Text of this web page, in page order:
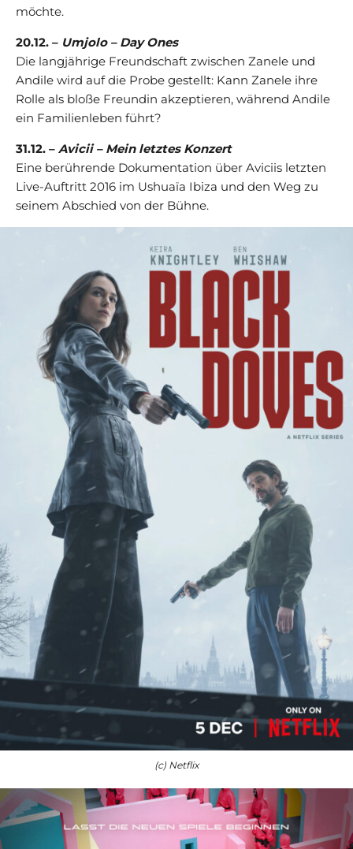
möchte.
20.12. – Umjolo – Day Ones
Die langjährige Freundschaft zwischen Zanele und
Andile wird auf die Probe gestellt: Kann Zanele ihre
Rolle als bloße Freundin akzeptieren, während Andile
ein Familienleben führt?
31.12. – Avicii – Mein letztes Konzert
Eine berührende Dokumentation über Aviciis letzten
Live-Auftritt 2016 im Ushuaïa Ibiza und den Weg zu
seinem Abschied von der Bühne.
(c) Netflix